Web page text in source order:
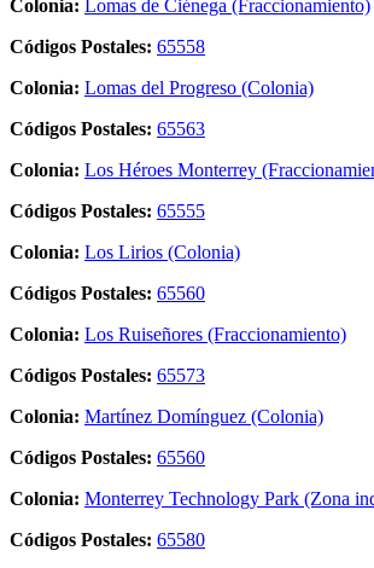
Colonia:
Lomas de Ciénega (Fraccionamiento)
Códigos Postales: 65558
Colonia: Lomas del Progreso (Colonia)
Códigos Postales: 65563
Colonia: Los Héroes Monterrey
Códigos Postales: 65555
Colonia: Los Lirios (Colonia)
Códigos Postales: 65560
Colonia: Los Ruiseñores (Fraccionamiento)
Códigos Postales: 65573
Colonia: Martínez Domínguez (Colonia)
Códigos Postales: 65560
Colonia: Monterrey Technology Park (Zona
Códigos Postales: 65580